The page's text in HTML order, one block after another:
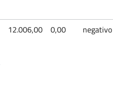
12.006,00 0,00 negativo